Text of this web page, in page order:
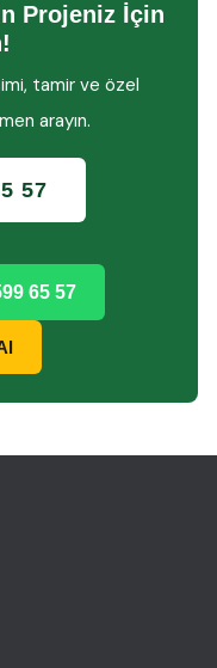
Projeniz İçin
tamir ve özel
arayın.
57
65 57